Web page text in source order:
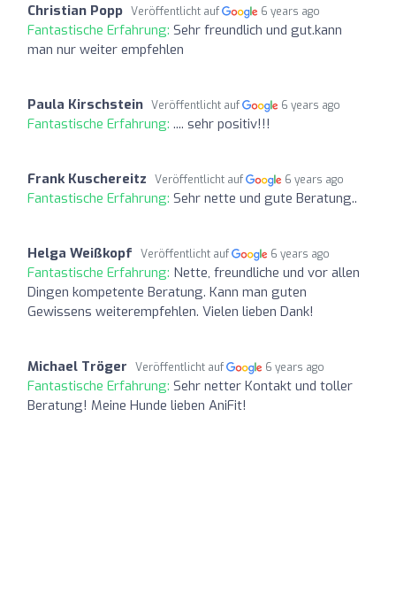
Christian Popp Veröffentlicht auf 6 years ago
Fantastische Erfahrung: Sehr freundlich und gut.kann
man nur weiter empfehlen
Paula Kirschstein Veröffentlicht auf 6 years ago
Fantastische Erfahrung: .... sehr positiv!!!
Frank Kuschereitz Veröffentlicht auf 6 years ago
Fantastische Erfahrung: Sehr nette und gute Beratung..
Helga Weißkopf Veröffentlicht auf 6 years ago
Fantastische Erfahrung: Nette, freundliche und vor allen
Dingen kompetente Beratung. Kann man guten
Gewissens weiterempfehlen. Vielen lieben Dank!
Michael Tröger Veröffentlicht auf 6 years ago
Fantastische Erfahrung: Sehr netter Kontakt und toller
Beratung! Meine Hunde lieben AniFit!